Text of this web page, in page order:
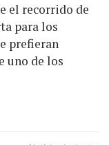
el recorrido de
para los
prefieran
uno de los